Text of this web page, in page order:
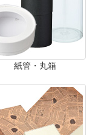
紙管・丸箱